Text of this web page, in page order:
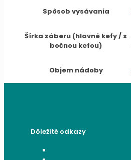
Spôsob vysávania
Šírka záberu (hlavné kefy / s
bočnou kefou)
Objem nádoby
Dôležité odkazy